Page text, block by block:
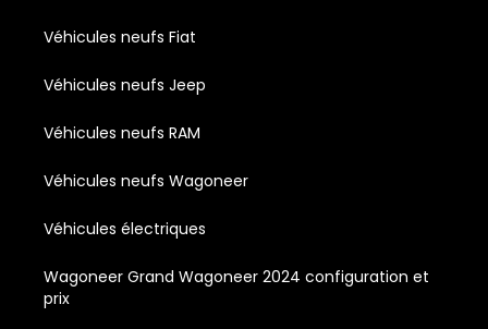
Véhicules neufs Fiat
Véhicules neufs Jeep
Véhicules neufs RAM
Véhicules neufs Wagoneer
Véhicules électriques
Wagoneer Grand Wagoneer 2024 configuration et
prix